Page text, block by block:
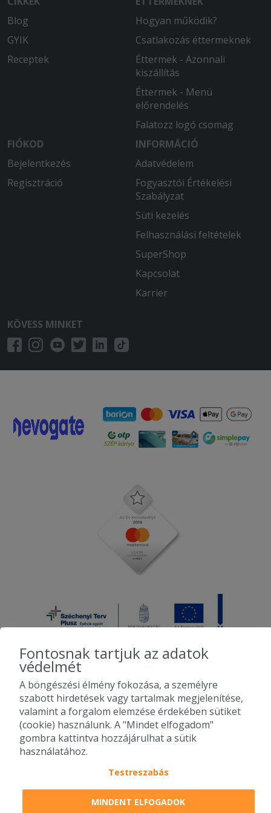
Blog
GYIK
Receptek
Hogyan működik?
Csatlakozás éttermeknek
Éttermek - Azonnali
kiszállítás
Éttermek - Menü
előrendelés
Falatozz logó csomag
FIÓKOD
Bejelentkezés
Regisztráció
INFORMÁCIÓ
Adatvédelem
Fogyasztói Értékelési
Szabályzat
Süti kezelés
Felhasználási feltételek
SuperShop
Kapcsolat
Karrier
KÖVESS MINKET
2010-2026 Copyright - Falatozz.hu - Diston-line Kft.
Pizza, gyros, hamburger, menük kedvező áron, egy helyen az összes
étterem ajánlata.
Fontosnak tartjuk az adatok
védelmét
A böngészési élmény fokozása, a személyre
szabott hirdetések vagy tartalmak megjelenítése,
valamint a forgalom elemzése érdekében sütiket
(cookie) használunk. A "Mindet elfogadom"
gombra kattintva hozzájárulhat a sütik
használatához.
Testreszabás
MINDENT ELFOGADOK